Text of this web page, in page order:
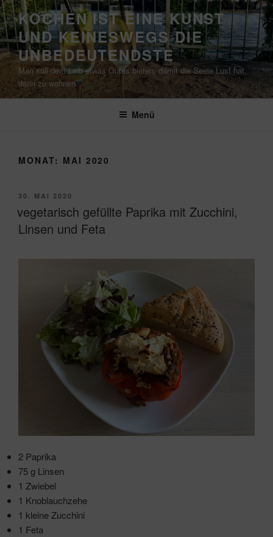
Zum
Inhalt
springen
KOCHEN IST EINE KUNST
UND KEINESWEGS DIE
UNBEDEUTENDSTE
Man soll dem Leib etwas Gutes bieten, damit die Seele Lust hat,
darin zu wohnen.
Menü
MONAT: MAI 2020
VERÖFFENTLICHT
30. MAI 2020
vegetarisch gefüllte Paprika mit Zucchini,
Linsen und Feta
2 Paprika
75 g Linsen
1 Zwiebel
1 Knoblauchzehe
1 kleine Zucchini
1 Feta